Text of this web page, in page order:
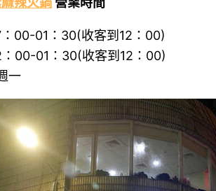
：00-01：30(收客到12：00)
：00-01：30(收客到12：00)
一